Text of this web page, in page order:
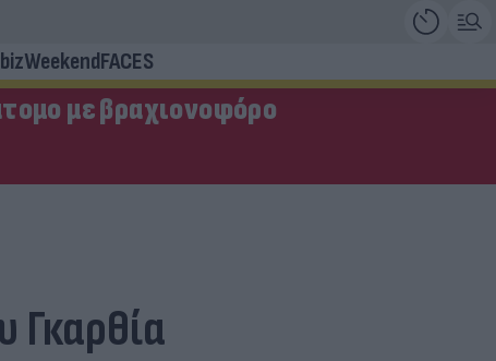
WeekendFACES
με βραχιονοφόρο
Γκαρθία